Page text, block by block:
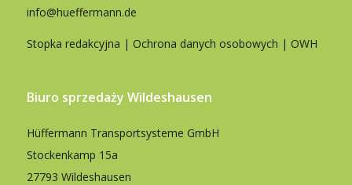
info@hueffermann.de
Stopka redakcyjna | Ochrona danych osobowych | OWH
Biuro sprzedaży Wildeshausen
Hüffermann Transportsysteme GmbH
Stockenkamp 15a
27793 Wildeshausen